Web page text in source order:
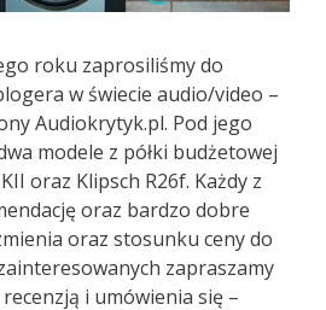
roku zaprosiliśmy do
w świecie audio/video –
Audiokrytyk.pl. Pod jego
modele z półki budżetowej
oraz Klipsch R26f. Każdy z
oraz bardzo dobre
oraz stosunku ceny do
zapraszamy
i umówienia się –